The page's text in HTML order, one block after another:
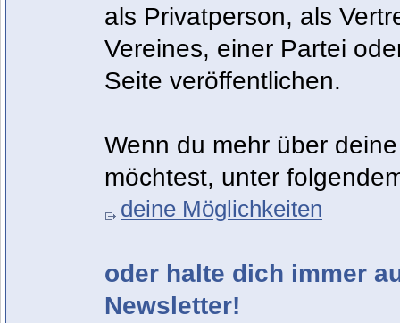
als Privatperson, als
Vereines, einer Partei
Seite veröffentlichen.
Wenn du mehr über
möchtest, unter
deine Möglichkeiten
oder halte dich immer
Newsletter!